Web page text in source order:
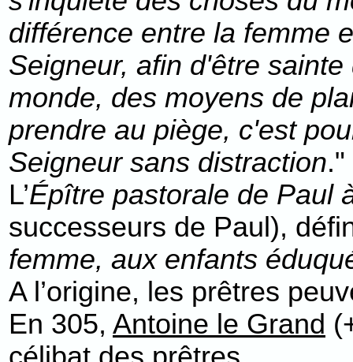
différence entre la femme
Seigneur, afin d'être
monde, des moyens de
prendre au piège, c'est
Seigneur sans distraction."
L’Épître pastorale de Paul
successeurs de Paul),
femme, aux enfants
A l’origine, les prêtres
En 305, Antoine le Grand